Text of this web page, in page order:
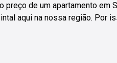
preço de um apartamento em
aqui na nossa região. Por